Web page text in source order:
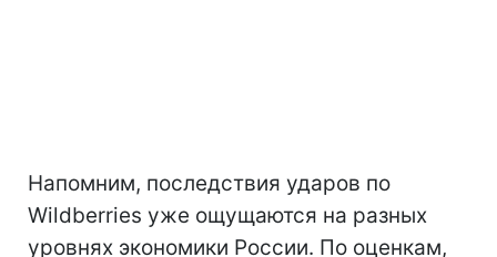
Напомним, последствия ударов по
Wildberries уже ощущаются на разных
уровнях экономики России. По оценкам,